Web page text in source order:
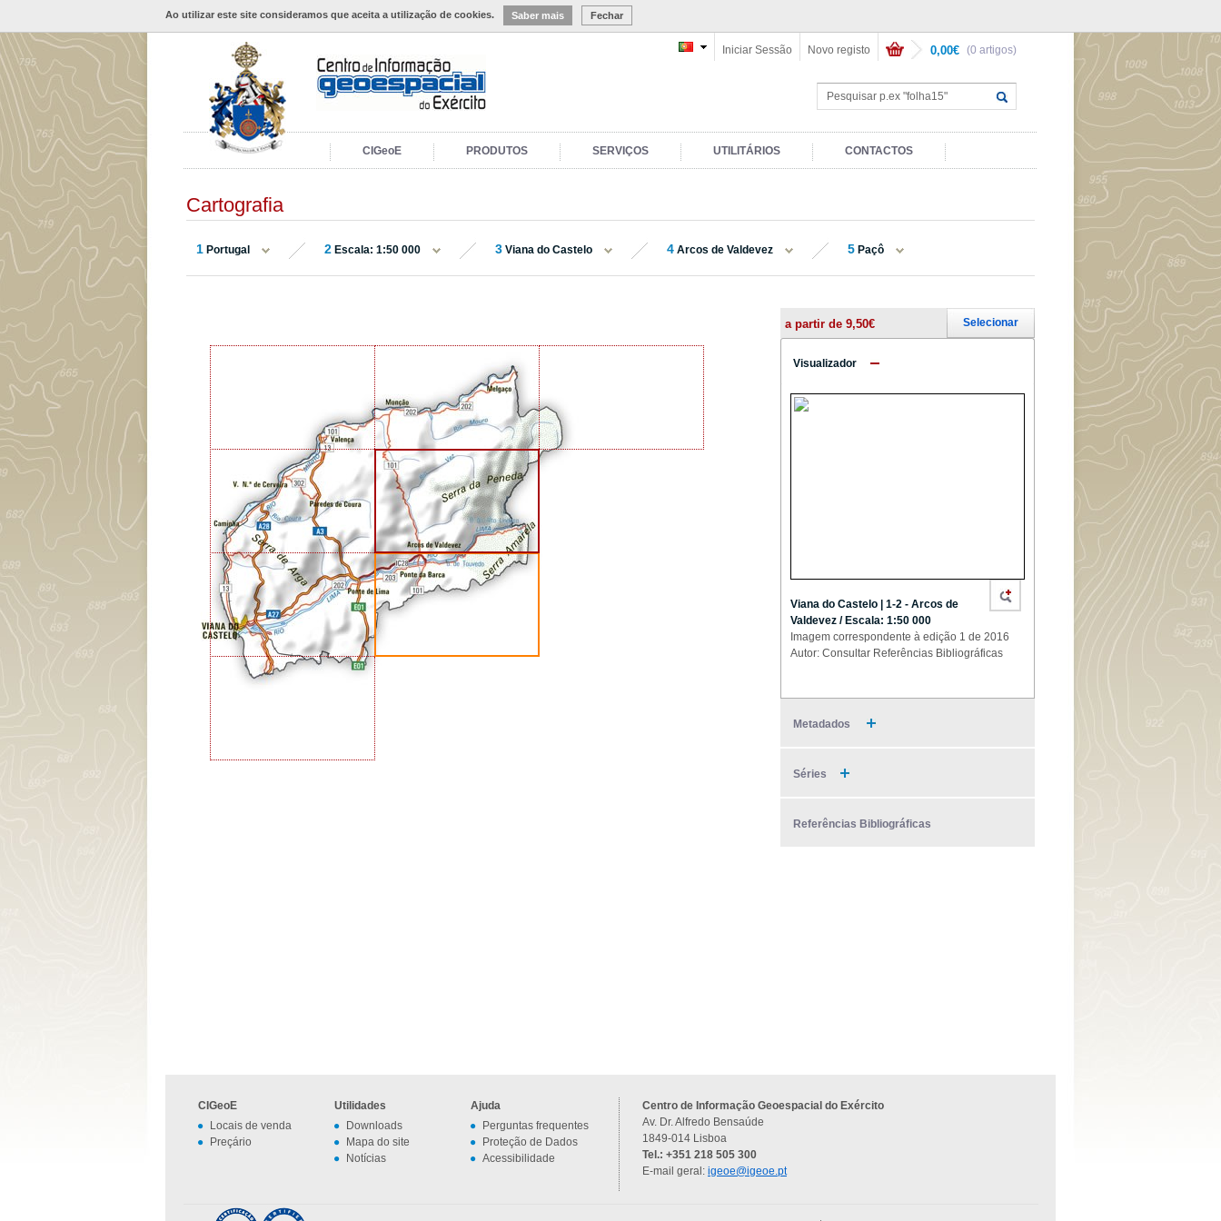
Ao utilizar este site consideramos que aceita a utilização de cookies. Saber mais Fechar
(0 artigos)
0,00€
Novo registo
Iniciar Sessão
CIGeoE PRODUTOS SERVIÇOS UTILITÁRIOS CONTACTOS
Cartografia
1 Portugal 2 Escala: 1:50 000 3 Viana do Castelo 4 Arcos de Valdevez 5 Paçô
a partir de 9,50€ Selecionar
Visualizador
Viana do Castelo | 1-2 - Arcos de
Valdevez / Escala: 1:50 000
Imagem correspondente à edição 1 de 2016
Autor: Consultar Referências Bibliográficas
Metadados
Séries
Referências Bibliográficas
CIGeoE
Locais de venda
Preçário
Utilidades
Downloads
Mapa do site
Notícias
Ajuda
Perguntas frequentes
Proteção de Dados
Acessibilidade
Centro de Informação Geoespacial do Exército
Av. Dr. Alfredo Bensaúde
1849-014 Lisboa
Tel.: +351 218 505 300
E-mail geral: igeoe@igeoe.pt